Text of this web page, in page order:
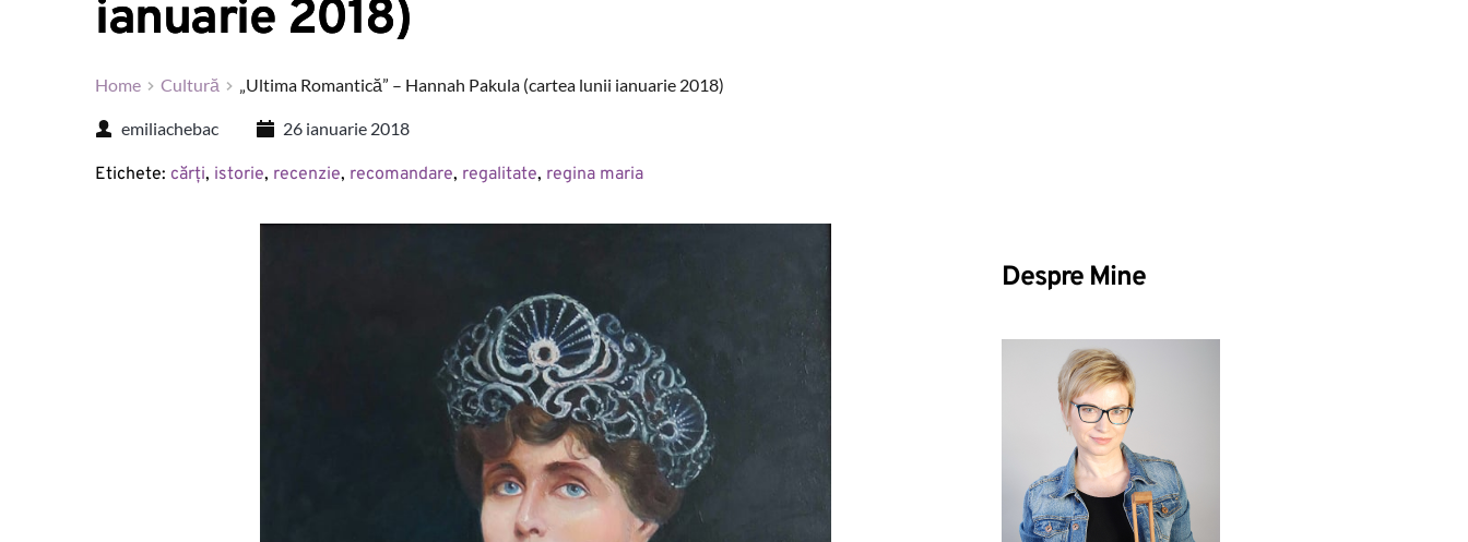
ianuarie 2018)
Home Cultură „Ultima Romantică” – Hannah Pakula (cartea lunii ianuarie 2018)
emiliachebac 26 ianuarie 2018
Etichete: cărți, istorie, recenzie, recomandare, regalitate, regina maria
Despre Mine